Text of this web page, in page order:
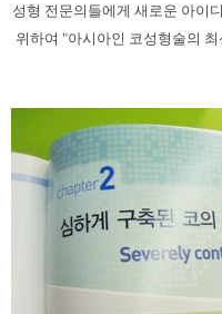
성형 전문의들에게 새로운 아이
위하여 "아시아인 코성형술의